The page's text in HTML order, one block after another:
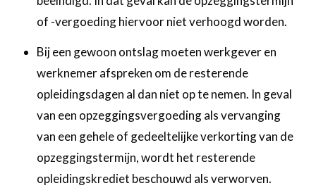
of -vergoeding hiervoor niet verhoogd worden.
Bij een gewoon ontslag moeten werkgever en
werknemer afspreken om de resterende
opleidingsdagen al dan niet op te nemen. In geval
van een opzeggingsvergoeding als vervanging
van een gehele of gedeeltelijke verkorting van de
opzeggingstermijn, wordt het resterende
opleidingskrediet beschouwd als verworven.